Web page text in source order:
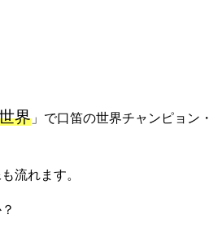
界 」で口笛の世界チャンピョン・
流れます。